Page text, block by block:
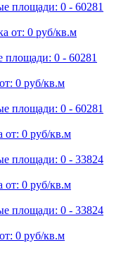
площади: 0 - 60281
от: 0 руб/кв.м
площади: 0 - 60281
0 руб/кв.м
площади: 0 - 60281
от: 0 руб/кв.м
площади: 0 - 33824
от: 0 руб/кв.м
площади: 0 - 33824
0 руб/кв.м